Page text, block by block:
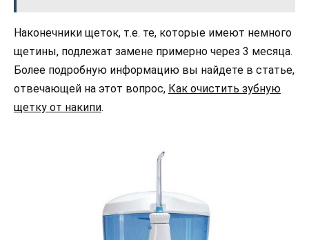
Наконечники щеток, т.е. те, которые имеют немного
щетины, подлежат замене примерно через 3 месяца.
Более подробную информацию вы найдете в статье,
отвечающей на этот вопрос, Как очистить зубную
щетку от накипи.